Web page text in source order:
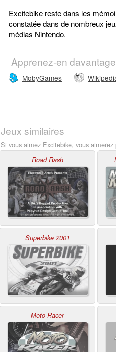
Excitebike reste dans les
constatée dans de nombreux
médias Nintendo.
Apprenez-en
MobyGames
Jeux similaires
Si vous aimez Excitebike, vous aimerez
Road Rash
Superbike 2001
Moto Racer